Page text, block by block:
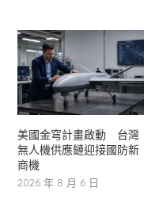
美國金穹計畫啟動 台灣
無人機供應鏈迎接國防新
商機
2026 年 8 月 6 日